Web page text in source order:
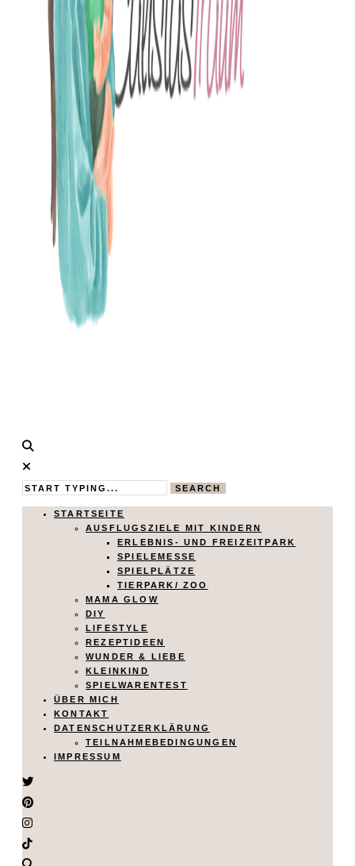
Calistas
Traum
MAMABLOG
SEARCH
STARTSEITE
AUSFLUGSZIELE MIT KINDERN
ERLEBNIS- UND FREIZEITPARK
SPIELEMESSE
SPIELPLÄTZE
TIERPARK/ ZOO
MAMA GLOW
DIY
LIFESTYLE
REZEPTIDEEN
WUNDER & LIEBE
KLEINKIND
SPIELWARENTEST
ÜBER MICH
KONTAKT
DATENSCHUTZERKLÄRUNG
TEILNAHMEBEDINGUNGEN
IMPRESSUM